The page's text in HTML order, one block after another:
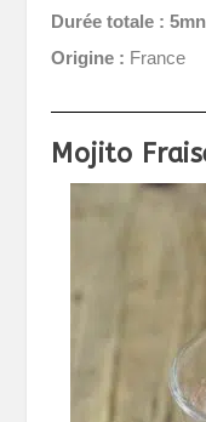
Durée totale : 5mn
Origine : France
Mojito